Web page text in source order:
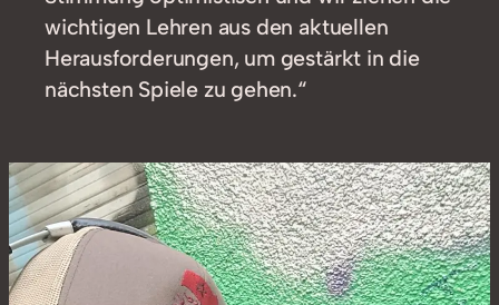
wichtigen Lehren aus den aktuellen
Herausforderungen, um gestärkt in die
nächsten Spiele zu gehen.“